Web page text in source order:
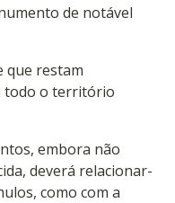
de notável
que restam
todo o território
embora não
deverá relacionar-
como com a